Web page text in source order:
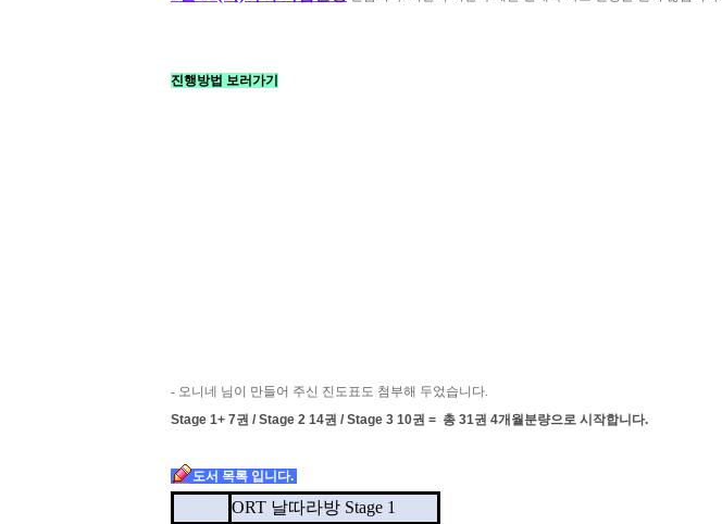
진행방법 보러가기
- 오니네 님이 만들어 주신 진도표도 첨부해 두었습니다.
Stage 1+ 7권 / Stage 2 14권 / Stage 3 10권 = 총 31권 4개월분량으로 시작합니다.
도서 목록 입니다.
ORT 날따라방 Stage 1